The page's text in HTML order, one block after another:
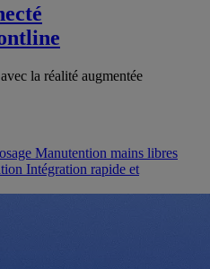
la réalité augmentée
Manutention mains libres
Intégration rapide et